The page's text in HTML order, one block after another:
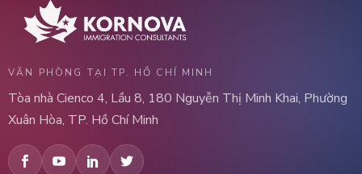
VĂN PHÒNG TẠI TP. HỒ CHÍ MINH
Tòa nhà Cienco 4, Lầu 8, 180 Nguyễn Thị Minh Khai, Phường
Xuân Hòa, TP. Hồ Chí Minh